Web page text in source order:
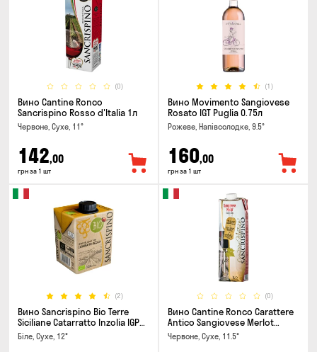
(0)
Вино Cantine Ronco
Sancrispino Rosso d'Italia 1л
Червоне, Сухе, 11°
142,00
грн за 1 шт
(1)
Вино Movimento Sangiovese
Rosato IGT Puglia 0.75л
Рожеве, Напівсолодке, 9.5°
160,00
грн за 1 шт
(2)
Вино Sancrispino Bio Terre
Siciliane Catarratto Inzolia IGP
0.5л
Біле, Сухе, 12°
(0)
Вино Cantine Ronco Carattere
Antico Sangiovese Merlot
Rubicone IGT 1л
Червоне, Сухе, 11.5°